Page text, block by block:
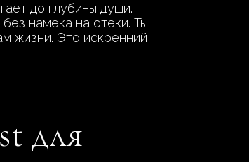
до глубины души.
намека на отеки. Ты
жизни. Это искренний
для